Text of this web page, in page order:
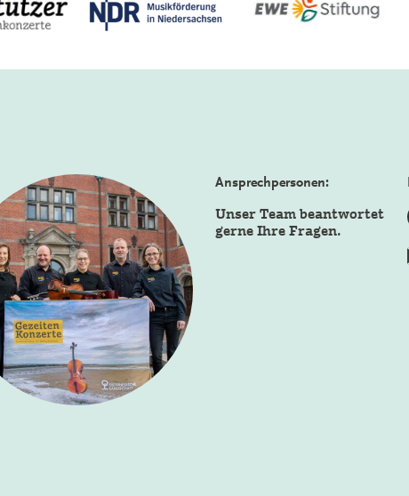
Ansprechpersonen:
Unser Team beantwortet
gerne Ihre Fragen.